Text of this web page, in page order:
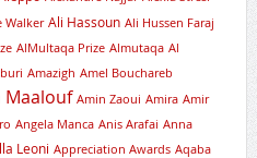
Walker Ali Hassoun Ali Hussen Faraj
AlMultaqa Prize Almutaqa Al
Amazigh Amel Bouchareb
Maalouf Amin Zaoui Amira Amir
Angela Manca Anis Arafai Anna
Leoni Appreciation Awards Aqaba